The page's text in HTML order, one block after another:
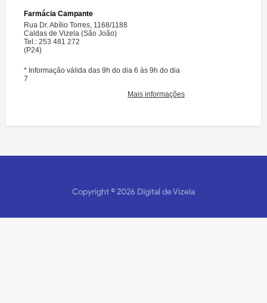
Copyright ©2026 Digital de Vizela